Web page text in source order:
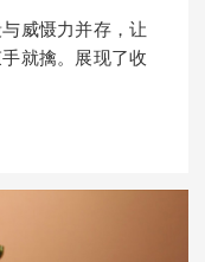
威慑力并存，让
就擒。展现了收